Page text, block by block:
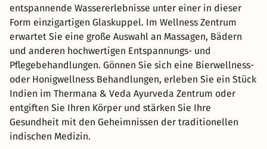
entspannende Wassererlebnisse unter einer in dieser
Form einzigartigen Glaskuppel. Im Wellness Zentrum
erwartet Sie eine große Auswahl an Massagen, Bädern
und anderen hochwertigen Entspannungs- und
Pflegebehandlungen. Gönnen Sie sich eine Bierwellness-
oder Honigwellness Behandlungen, erleben Sie ein Stück
Indien im Thermana & Veda Ayurveda Zentrum oder
entgiften Sie Ihren Körper und stärken Sie Ihre
Gesundheit mit den Geheimnissen der traditionellen
indischen Medizin.